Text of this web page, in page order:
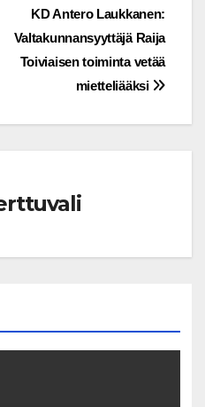
KD Antero Laukkanen:
Valtakunnansyyttäjä Raija
Toiviaisen toiminta vetää
mietteliääksi